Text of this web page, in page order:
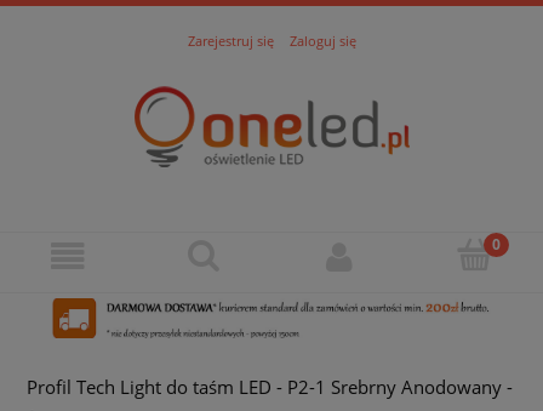
Zarejestruj się Zaloguj się
Profil Tech Light do taśm LED - P2-1 Srebrny Anodowany -